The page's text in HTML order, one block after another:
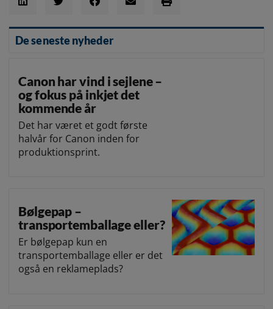
De seneste nyheder
Canon har vind i sejlene –
og fokus på inkjet det
kommende år
Det har været et godt første
halvår for Canon inden for
produktionsprint.
Bølgepap –
transportemballage eller?
Er bølgepap kun en
transportemballage eller er det
også en reklameplads?